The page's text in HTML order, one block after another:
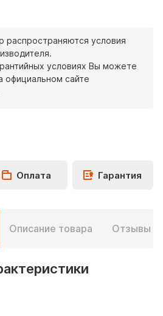
распространяются условия
условиях Вы можете
официальном сайте
Оплата Гарантия
Описание товара Отзывы